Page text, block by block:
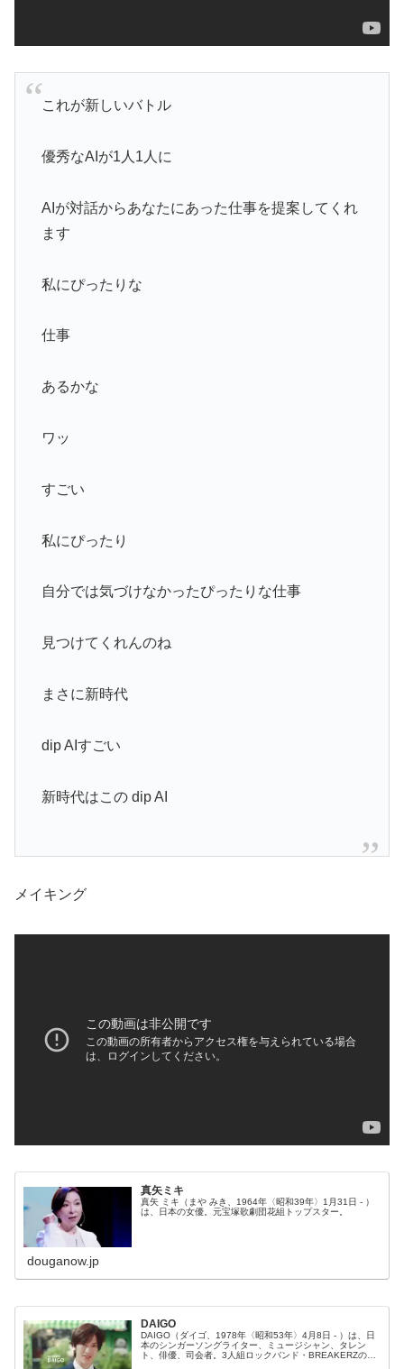
これが新しいバトル
優秀なAIが1人1人に
AIが対話からあなたにあった仕事を提案してくれ
ます
私にぴったりな
仕事
あるかな
ワッ
すごい
私にぴったり
自分では気づけなかったぴったりな仕事
見つけてくれんのね
まさに新時代
dip AIすごい
新時代はこの dip AI
メイキング
真矢ミキ
真矢 ミキ（まや みき、1964年〈昭和39年〉1月31日 - ）
は、日本の女優。元宝塚歌劇団花組トップスター。
douganow.jp
DAIGO
DAIGO（ダイゴ、1978年〈昭和53年〉4月8日 - ）は、日
本のシンガーソングライター、ミュージシャン、タレン
ト、俳優、司会者。3人組ロックバンド・BREAKERZのボ